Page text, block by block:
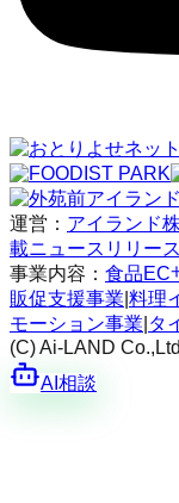
運営： アイランド
載ニュースリリース
事業内容： 食品EC
販促支援事業 料理
モーション事業 タ
(C) Ai-LAND
AI相談